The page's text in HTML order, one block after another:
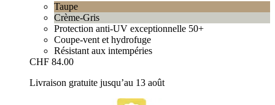
Taupe
Crème-Gris
Protection anti-UV exceptionnelle 50+
Coupe-vent et hydrofuge
Résistant aux intempéries
CHF 84.00
Livraison gratuite jusqu’au 13 août